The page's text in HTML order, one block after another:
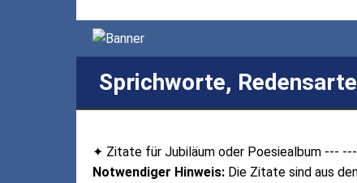
Sprichworte,
✦ Zitate für Jubiläum oder Poesiealbum ---
Notwendiger Hinweis: Die Zitate sind aus